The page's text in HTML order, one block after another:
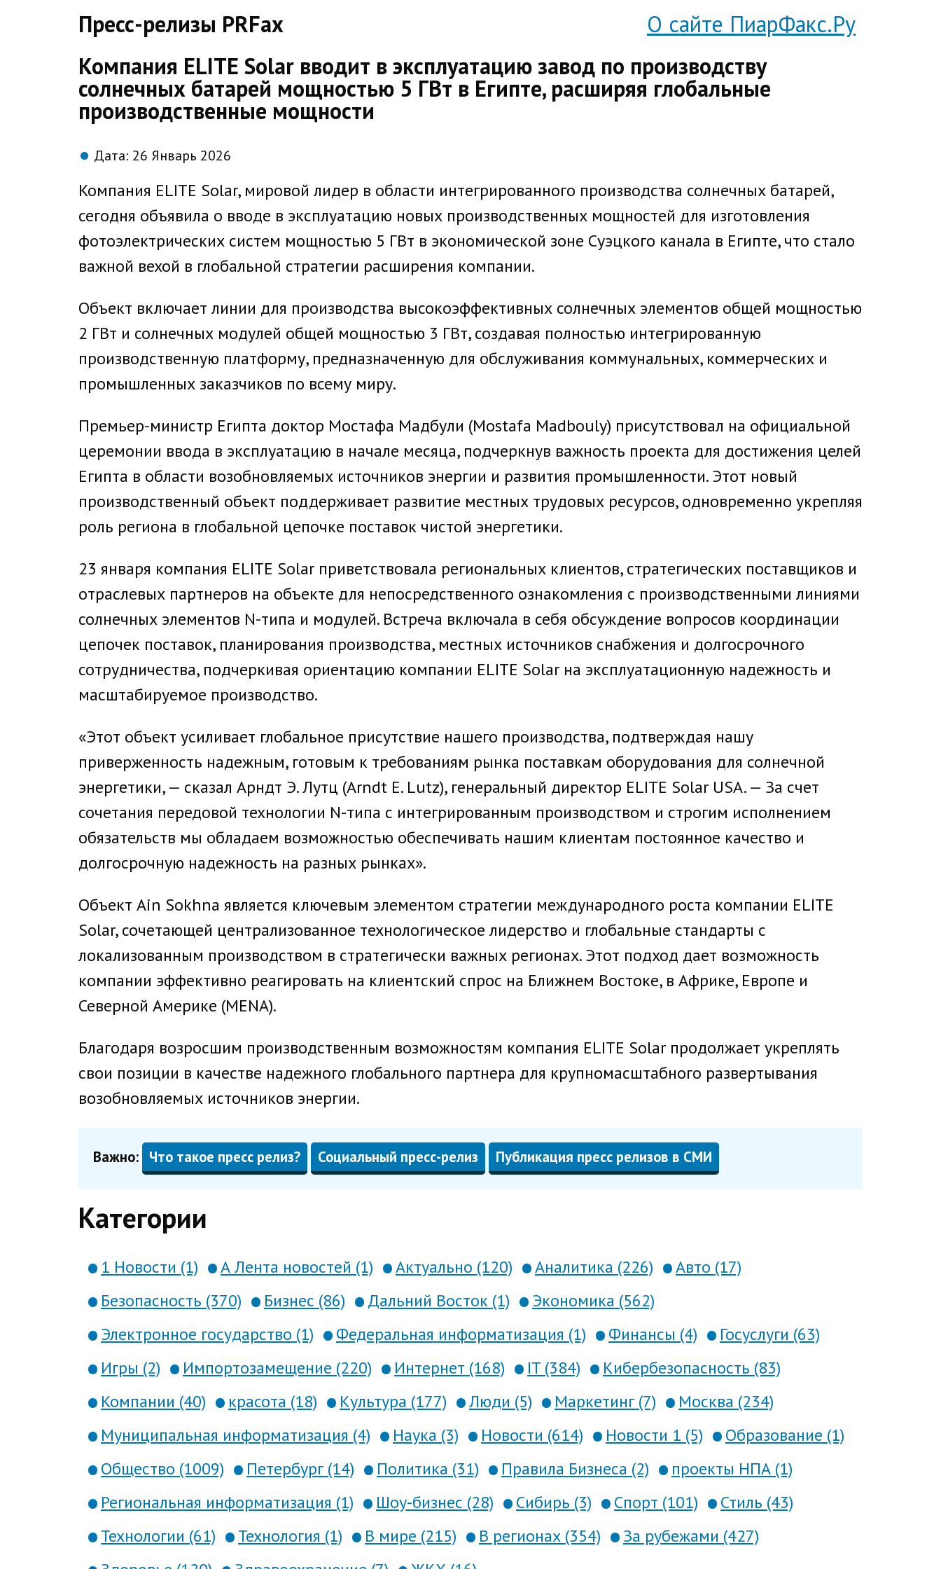
Пресс-релизы PRFax
О сайте ПиарФакс.Ру
Компания ELITE Solar вводит в эксплуатацию завод по производству
солнечных батарей мощностью 5 ГВт в Египте, расширяя глобальные
производственные мощности
Дата: 26 Январь 2026
Компания ELITE Solar, мировой лидер в области интегрированного производства солнечных батарей,
сегодня объявила о вводе в эксплуатацию новых производственных мощностей для изготовления
фотоэлектрических систем мощностью 5 ГВт в экономической зоне Суэцкого канала в Египте, что стало
важной вехой в глобальной стратегии расширения компании.
Объект включает линии для производства высокоэффективных солнечных элементов общей мощностью
2 ГВт и солнечных модулей общей мощностью 3 ГВт, создавая полностью интегрированную
производственную платформу, предназначенную для обслуживания коммунальных, коммерческих и
промышленных заказчиков по всему миру.
Премьер-министр Египта доктор Мостафа Мадбули (Mostafa Madbouly) присутствовал на официальной
церемонии ввода в эксплуатацию в начале месяца, подчеркнув важность проекта для достижения целей
Египта в области возобновляемых источников энергии и развития промышленности. Этот новый
производственный объект поддерживает развитие местных трудовых ресурсов, одновременно укрепляя
роль региона в глобальной цепочке поставок чистой энергетики.
23 января компания ELITE Solar приветствовала региональных клиентов, стратегических поставщиков и
отраслевых партнеров на объекте для непосредственного ознакомления с производственными линиями
солнечных элементов N-типа и модулей. Встреча включала в себя обсуждение вопросов координации
цепочек поставок, планирования производства, местных источников снабжения и долгосрочного
сотрудничества, подчеркивая ориентацию компании ELITE Solar на эксплуатационную надежность и
масштабируемое производство.
«Этот объект усиливает глобальное присутствие нашего производства, подтверждая нашу
приверженность надежным, готовым к требованиям рынка поставкам оборудования для солнечной
энергетики, — сказал Арндт Э. Лутц (Arndt E. Lutz), генеральный директор ELITE Solar USA. — За счет
сочетания передовой технологии N-типа с интегрированным производством и строгим исполнением
обязательств мы обладаем возможностью обеспечивать нашим клиентам постоянное качество и
долгосрочную надежность на разных рынках».
Объект Ain Sokhna является ключевым элементом стратегии международного роста компании ELITE
Solar, сочетающей централизованное технологическое лидерство и глобальные стандарты с
локализованным производством в стратегически важных регионах. Этот подход дает возможность
компании эффективно реагировать на клиентский спрос на Ближнем Востоке, в Африке, Европе и
Северной Америке (MENA).
Благодаря возросшим производственным возможностям компания ELITE Solar продолжает укреплять
свои позиции в качестве надежного глобального партнера для крупномасштабного развертывания
возобновляемых источников энергии.
Важно: Что такое пресс релиз? Социальный пресс-релиз Публикация пресс релизов в СМИ
Категории
1 Новости (1) А Лента новостей (1) Актуально (120) Аналитика (226)
Авто (17)
Безопасность (370)
Бизнес (86) Дальний Восток (1)
Экономика (562)
Электронное государство (1)
Федеральная информатизация (1) Финансы (4)
Госуслуги (63)
Игры (2)
Импортозамещение (220) Интернет (168) IT (384)
Кибербезопасность (83)
Компании (40)
красота (18) Культура (177) Люди (5) Маркетинг (7)
Москва (234)
Муниципальная информатизация (4)
Наука (3) Новости (614) Новости 1 (5)
Образование (1)
Общество (1009)
Петербург (14) Политика (31) Правила Бизнеса (2)
проекты НПА (1)
Региональная информатизация (1)
Шоу-бизнес (28) Сибирь (3) Спорт (101)
Стиль (43)
Технологии (61)
Технология (1) В мире (215) В регионах (354)
За рубежами (427)